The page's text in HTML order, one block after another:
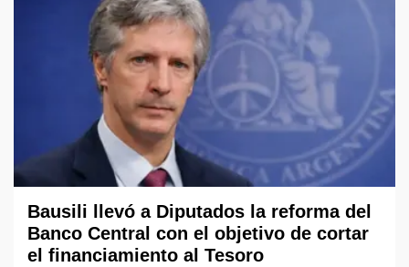
Bausili llevó a Diputados la reforma del
Banco Central con el objetivo de cortar
el financiamiento al Tesoro